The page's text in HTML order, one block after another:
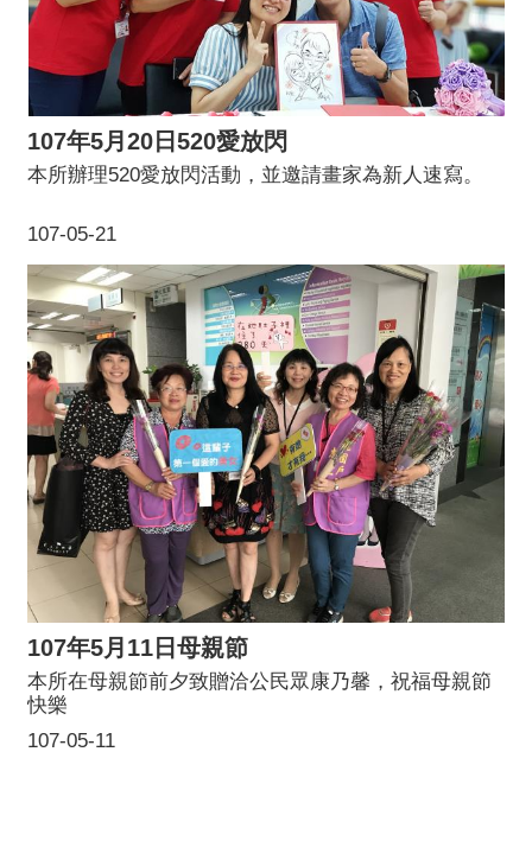
107年5月20日520愛放閃
107-05-21
本所辦理520愛放閃活動，並邀請畫家為新人速寫。
107年5月11日母親節
107-05-11
本所在母親節前夕致贈洽公民眾康乃馨，祝福母親節
快樂